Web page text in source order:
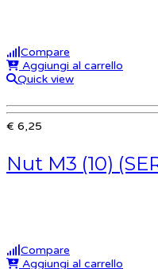
Compare
Aggiungi al carrello
Quick view
€ 6,25
Nut M3 (10)
Compare
Aggiungi al carrello